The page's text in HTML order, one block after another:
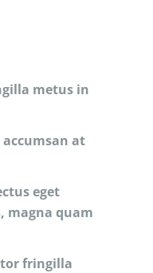
metus in
at
eget
magna quam
fringilla